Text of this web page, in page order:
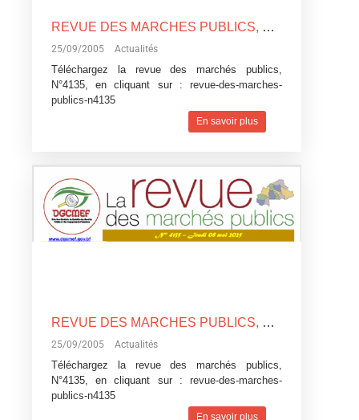
REVUE DES MARCHES PUBLICS, N°4135
25/09/2005 Actualités
Téléchargez la revue des marchés publics,
N°4135, en cliquant sur : revue-des-marches-
publics-n4135
En savoir plus
REVUE DES MARCHES PUBLICS, N°4135
25/09/2005 Actualités
Téléchargez la revue des marchés publics,
N°4135, en cliquant sur : revue-des-marches-
publics-n4135
En savoir plus